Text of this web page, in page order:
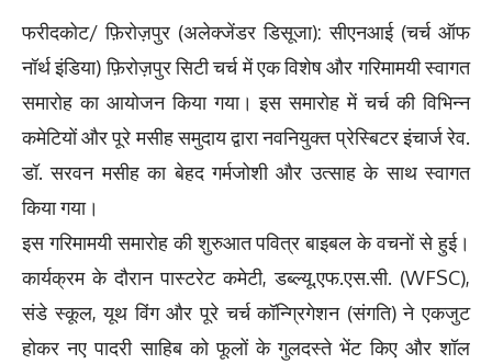
फरीदकोट/ फ़िरोज़पुर (अलेक्जेंडर डिसूजा): सीएनआई (चर्च ऑफ
नॉर्थ इंडिया) फ़िरोज़पुर सिटी चर्च में एक विशेष और गरिमामयी स्वागत
समारोह का आयोजन किया गया। इस समारोह में चर्च की विभिन्न
कमेटियों और पूरे मसीह समुदाय द्वारा नवनियुक्त प्रेस्बिटर इंचार्ज रेव.
डॉ. सरवन मसीह का बेहद गर्मजोशी और उत्साह के साथ स्वागत
किया गया।
इस गरिमामयी समारोह की शुरुआत पवित्र बाइबल के वचनों से हुई।
कार्यक्रम के दौरान पास्टरेट कमेटी, डब्ल्यू.एफ.एस.सी. (WFSC),
संडे स्कूल, यूथ विंग और पूरे चर्च कॉन्ग्रिगेशन (संगति) ने एकजुट
होकर नए पादरी साहिब को फूलों के गुलदस्ते भेंट किए और शॉल